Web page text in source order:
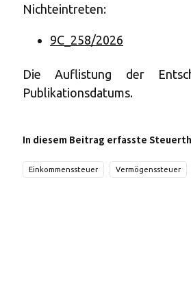
Nichteintreten:
9C_258/2026
Die Auflistung der
Publikationsdatums.
In diesem Beitrag erfasste
Einkommenssteuer Vermögenssteuer